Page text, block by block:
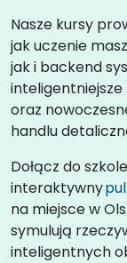
Nasze kursy
jak uczenie
jak i backend
oraz
handlu
Dołącz do
interaktywny
na miejsce w
symulują
inteligentnych